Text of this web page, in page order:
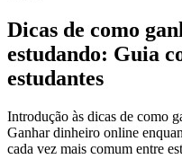
Dicas de como
estudando: Guia
estudantes
Introdução às dicas de como
Ganhar dinheiro online
cada vez mais comum entre